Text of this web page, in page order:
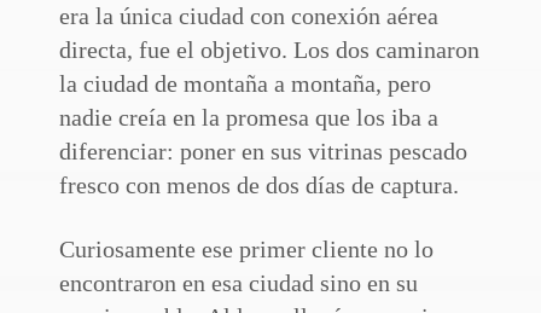
era la única ciudad con conexión aérea
directa, fue el objetivo. Los dos caminaron
la ciudad de montaña a montaña, pero
nadie creía en la promesa que los iba a
diferenciar: poner en sus vitrinas pescado
fresco con menos de dos días de captura.
Curiosamente ese primer cliente no lo
encontraron en esa ciudad sino en su